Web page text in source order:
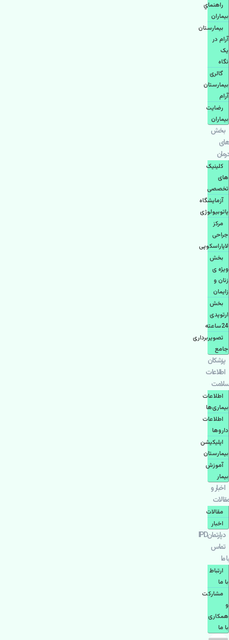
راهنماي
بیماران
بیمارستان
آرام در
یک
نگاه
گالری
بیمارستان
آرام
رضایت
بیماران
بخش
های
درمان
کلینیک
های
تخصصی
آزمایشگاه
پاتوبیولوژی
مرکز
جراحی
لاپاراسکوپی
بخش
ویژه ی
زنان و
زایمان
بخش
ارتوپدی
24ساعته
تصویربرداری
جامع
پزشكان
اطلاعات
سلامت
اطلاعات
بیماری‌ها
اطلاعات
دارو‌ها
اپليكيشن
بيمارستان
آموزش
بیمار
اخبار و
مقالات
مقالات
اخبار
دپارتمانIPD
تماس
با ما
ارتباط
با ما
مشاركت
و
همكاری
با ما